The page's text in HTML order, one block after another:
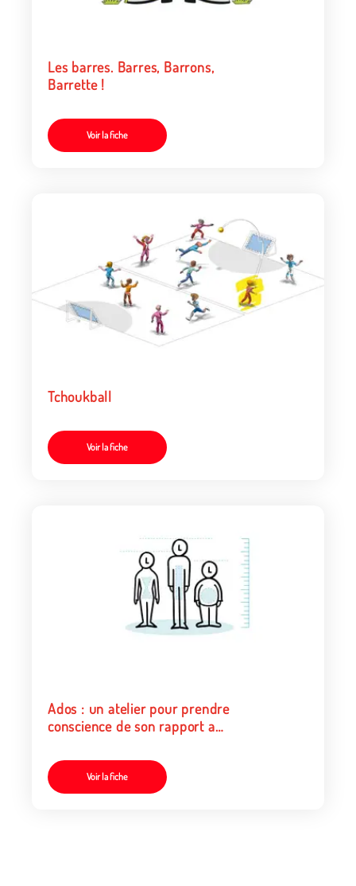
Les barres. Barres, Barrons,
Barrette !
Voir la fiche
Tchoukball
Voir la fiche
Ados : un atelier pour prendre
conscience de son rapport au
Voir la fiche